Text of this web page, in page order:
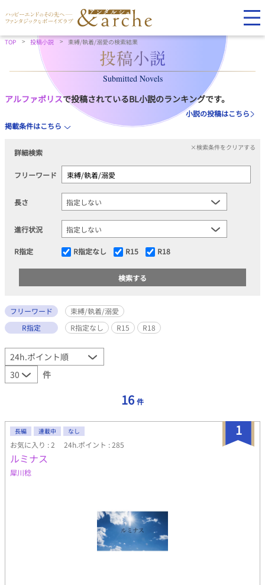
TOP 投稿小説 束縛/執着/溺愛の検索結果
Submitted Novels
アルファポリスで投稿されているBL小説のランキングです。
小説の投稿はこちら
掲載条件はこちら
詳細検索
×検索条件をクリアする
フリーワード
長さ
進行状況
R指定 R指定なし R15 R18
フリーワード
束縛/執着/溺愛
R指定
R指定なし R15 R18
件
16 件
1
長編 連載中 なし
お気に入り : 2 24h.ポイント : 285
ルミナス
犀川稔